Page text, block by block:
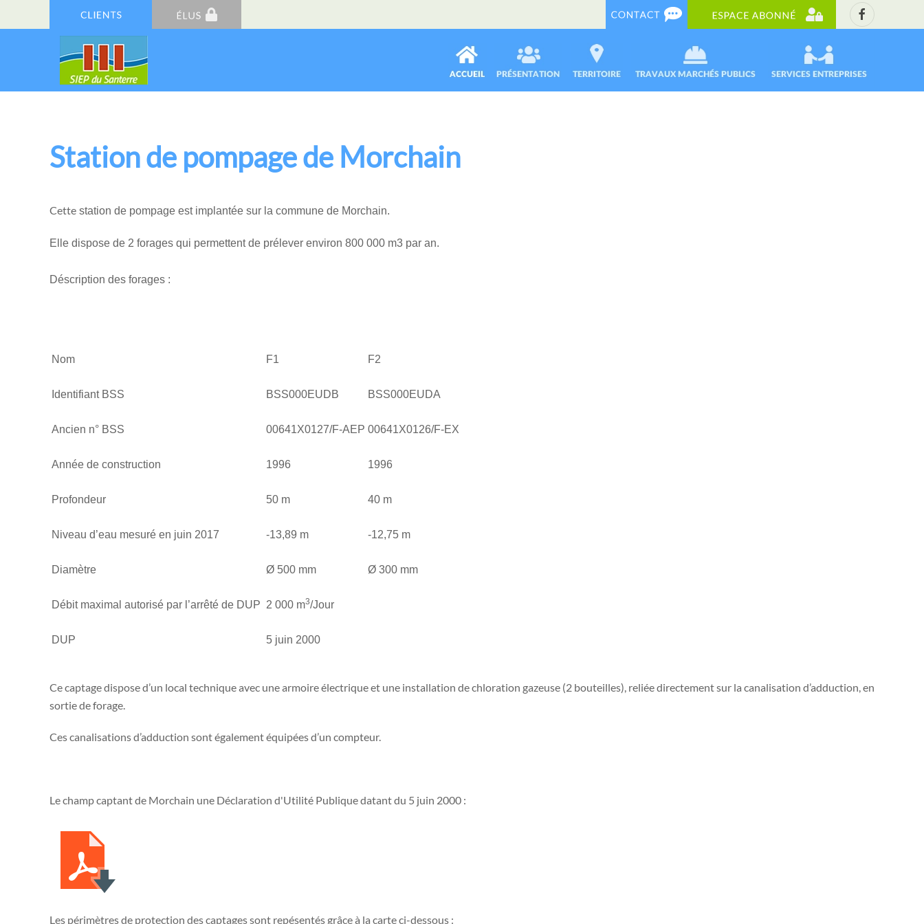
Station de pompage de Morchain
Cette station de pompage est implantée sur la commune de Morchain.
Elle dispose de 2 forages qui permettent de prélever environ 800 000 m3 par an.
Déscription des forages :
Nom F1 F2
Identifiant BSS BSS000EUDB BSS000EUDA
Ancien n° BSS 00641X0127/F-AEP 00641X0126/F-EX
Année de construction 1996 1996
Profondeur 50 m 40 m
Niveau d’eau mesuré en juin 2017 -13,89 m -12,75 m
Diamètre Ø 500 mm Ø 300 mm
Débit maximal autorisé par l’arrêté de DUP 2 000 m3/Jour
DUP 5 juin 2000
Ce captage dispose d’un local technique avec une armoire électrique et une installation de chloration gazeuse (2 bouteilles), reliée directement sur la canalisation d’adduction, en
sortie de forage.
Ces canalisations d’adduction sont également équipées d’un compteur.
Le champ captant de Morchain une Déclaration d'Utilité Publique datant du 5 juin 2000 :
Les périmètres de protection des captages sont repésentés grâce à la carte ci-dessous :